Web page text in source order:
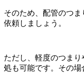
そのため、配管のつ
依頼しましょう。
ただし、軽度のつま
処も可能です。その